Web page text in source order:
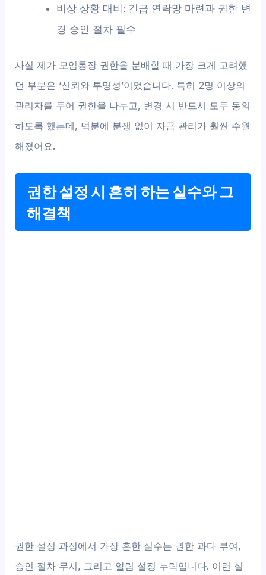
비상 상황 대비: 긴급 연락망 마련과 권한 변
경 승인 절차 필수
사실 제가 모임통장 권한을 분배할 때 가장 크게 고려했
던 부분은 ‘신뢰와 투명성’이었습니다. 특히 2명 이상의
관리자를 두어 권한을 나누고, 변경 시 반드시 모두 동의
하도록 했는데, 덕분에 분쟁 없이 자금 관리가 훨씬 수월
해졌어요.
권한 설정 시 흔히 하는 실수와 그
해결책
권한 설정 과정에서 가장 흔한 실수는 권한 과다 부여,
승인 절차 무시, 그리고 알림 설정 누락입니다. 이런 실